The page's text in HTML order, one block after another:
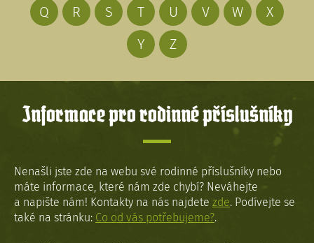
Q
R S T U V W
X
Y
Z
Informace pro rodinné příslušníky
Nenašli jste zde na webu své rodinné příslušníky nebo
máte informace, které nám zde chybí? Neváhejte
a napište nám! Kontakty na nás najdete zde. Podívejte se
také na stránku: Co od vás potřebujeme?.